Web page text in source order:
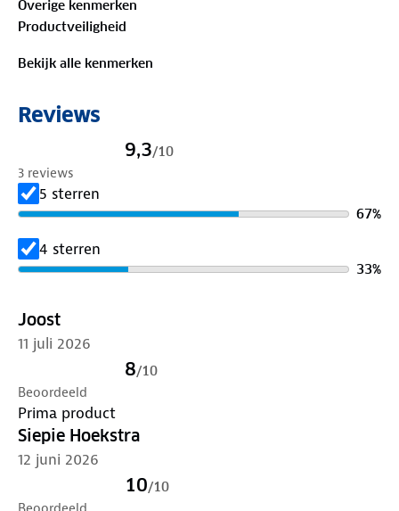
en duurzaam, de all-terrain wielen zijn afneembaar
en draaien soepel over elk terrein. Na gebruik klap je
de kar compact op, bescherm je hem met de hoes
Voor wie maximale ruimte, overzicht en kracht
zoekt voor alle outdoor uitdagingen.
Inhoud: 400L
Compartimenten: 2
Wielen: All-terrain, afneembaar
Uitklapbare achterkant: Ja
Overige kenmerken
Productveiligheid
Bekijk alle kenmerken
Reviews
9,3/10
3 reviews
5 sterren
67%
4 sterren
33%
Joost
11 juli 2026
8/10
Beoordeeld
Prima product
Siepie Hoekstra
12 juni 2026
10/10